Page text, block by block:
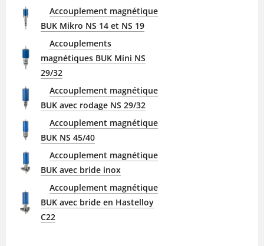
Accouplement magnétique
BUK Mikro NS 14 et NS 19
Accouplements
magnétiques BUK Mini NS
29/32
Accouplement magnétique
BUK avec rodage NS 29/32
Accouplement magnétique
BUK NS 45/40
Accouplement magnétique
BUK avec bride inox
Accouplement magnétique
BUK avec bride en Hastelloy
C22